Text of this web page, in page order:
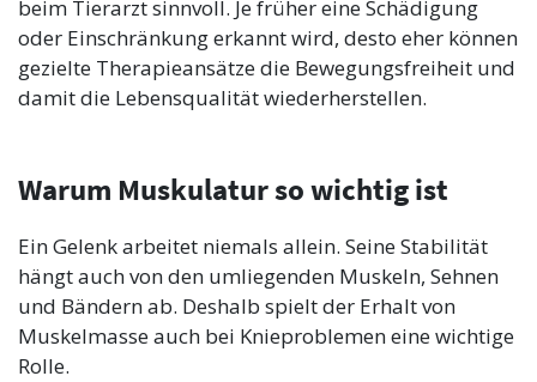
beim Tierarzt sinnvoll. Je früher eine Schädigung
oder Einschränkung erkannt wird, desto eher können
gezielte Therapieansätze die Bewegungsfreiheit und
damit die Lebensqualität wiederherstellen.
Warum Muskulatur so wichtig ist
Ein Gelenk arbeitet niemals allein. Seine Stabilität
hängt auch von den umliegenden Muskeln, Sehnen
und Bändern ab. Deshalb spielt der Erhalt von
Muskelmasse auch bei Knieproblemen eine wichtige
Rolle.